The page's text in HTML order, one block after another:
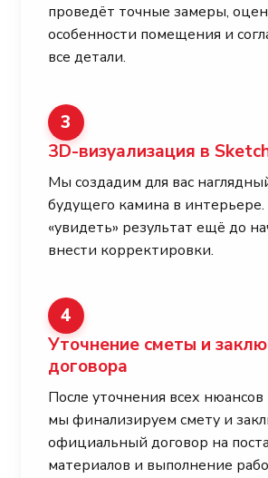
проведёт точные замеры,
особенности помещения и
все детали.
3
3D-визуализация в
Мы создадим для вас
будущего камина в
«увидеть» результат ещё до
внести корректировки.
4
Уточнение сметы и
договора
После уточнения всех
мы финализируем смету и
официальный договор на
материалов и выполнение